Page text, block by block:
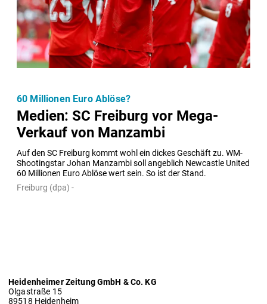
Medien: SC Freiburg vor Mega-
Verkauf von Manzambi
Auf den SC Freiburg kommt wohl ein dickes Geschäft zu. WM-
Shootingstar Johan Manzambi soll angeblich Newcastle United
60 Millionen Euro Ablöse wert sein. So ist der Stand.
60 Millionen Euro Ablöse?
Freiburg (dpa) -
Heidenheimer Zeitung GmbH & Co. KG
Olgastraße 15
89518 Heidenheim